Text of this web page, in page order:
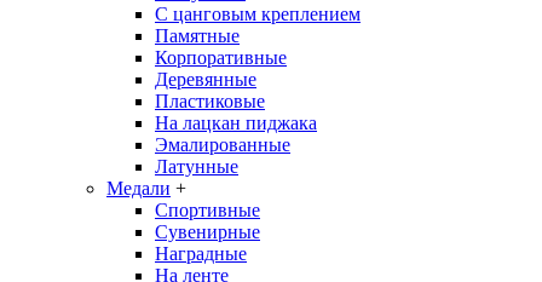
С цанговым креплением
Памятные
Корпоративные
Деревянные
Пластиковые
На лацкан пиджака
Эмалированные
Латунные
Медали +
Спортивные
Сувенирные
Наградные
На ленте